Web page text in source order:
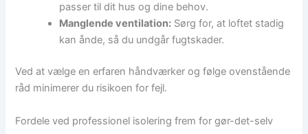
passer til dit hus og dine behov.
Manglende ventilation: Sørg for, at loftet stadig
kan ånde, så du undgår fugtskader.
Ved at vælge en erfaren håndværker og følge ovenstående
råd minimerer du risikoen for fejl.
Fordele ved professionel isolering frem for gør-det-selv